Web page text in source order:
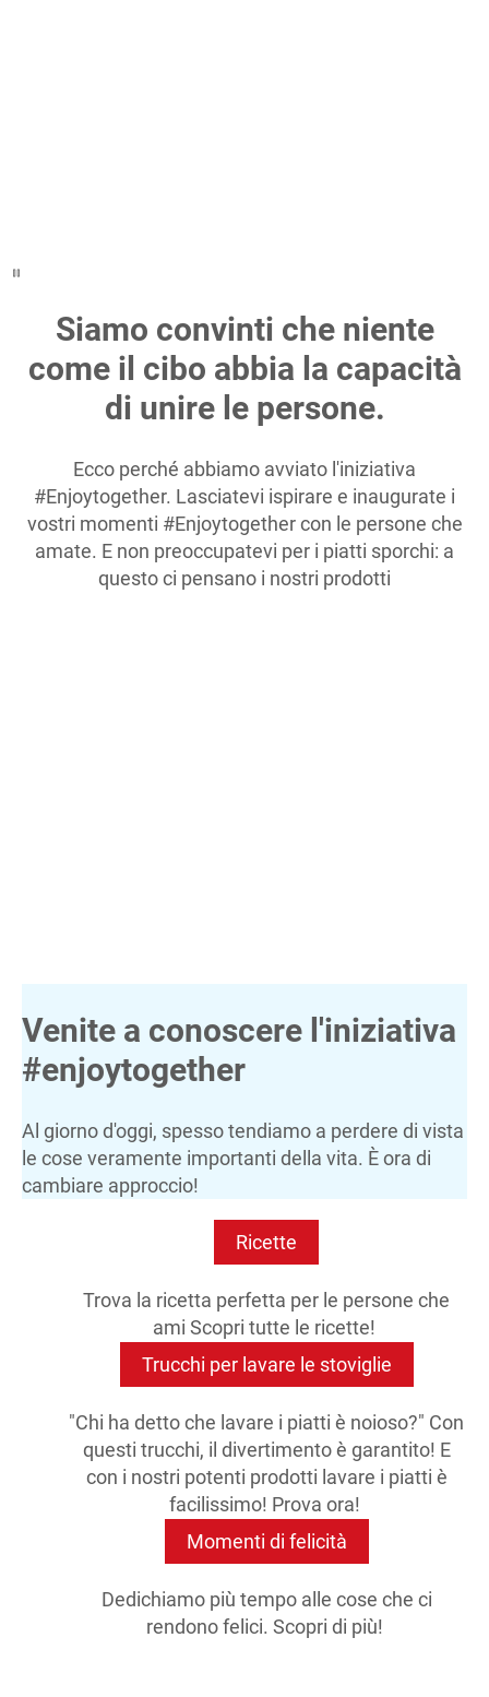
Siamo convinti che niente
come il cibo abbia la capacità
di unire le persone.
Ecco perché abbiamo avviato l'iniziativa
#Enjoytogether. Lasciatevi ispirare e inaugurate i
vostri momenti #Enjoytogether con le persone che
amate. E non preoccupatevi per i piatti sporchi: a
questo ci pensano i nostri prodotti
Venite a conoscere l'iniziativa
#enjoytogether
Al giorno d'oggi, spesso tendiamo a perdere di vista
le cose veramente importanti della vita. È ora di
cambiare approccio!
Ricette
Trova la ricetta perfetta per le persone che
ami Scopri tutte le ricette!
Trucchi per lavare le stoviglie
"Chi ha detto che lavare i piatti è noioso?" Con
questi trucchi, il divertimento è garantito! E
con i nostri potenti prodotti lavare i piatti è
facilissimo! Prova ora!
Momenti di felicità
Dedichiamo più tempo alle cose che ci
rendono felici. Scopri di più!